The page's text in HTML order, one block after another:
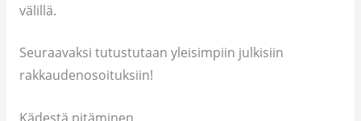
välillä.
Seuraavaksi tutustutaan yleisimpiin julkisiin
rakkaudenosoituksiin!